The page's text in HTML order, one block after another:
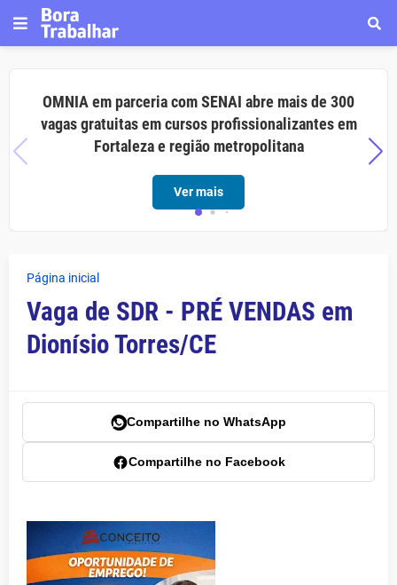
OMNIA em parceria com SENAI abre mais de 300
vagas gratuitas em cursos profissionalizantes em
Fortaleza e região metropolitana
Ver mais
Página inicial
Vaga de SDR - PRÉ VENDAS em
Dionísio Torres/CE
Compartilhe no WhatsApp
Compartilhe no Facebook